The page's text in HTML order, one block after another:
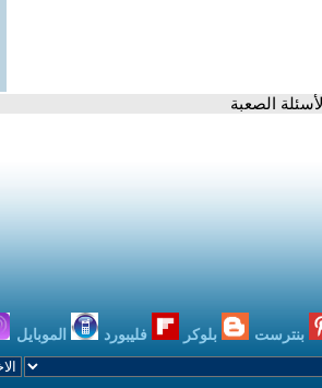
الصعبة
بنترست بلوكر فليبورد الموبايل